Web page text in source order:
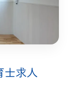
士求人